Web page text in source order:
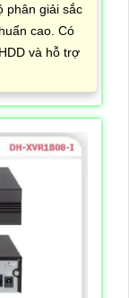
phân giải sắc
cao. Có
và hỗ trợ